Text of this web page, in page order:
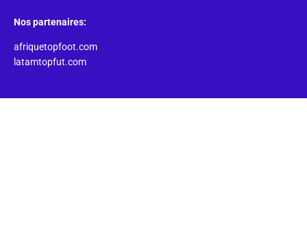
Nos partenaires:
afriquetopfoot.com
latamtopfut.com